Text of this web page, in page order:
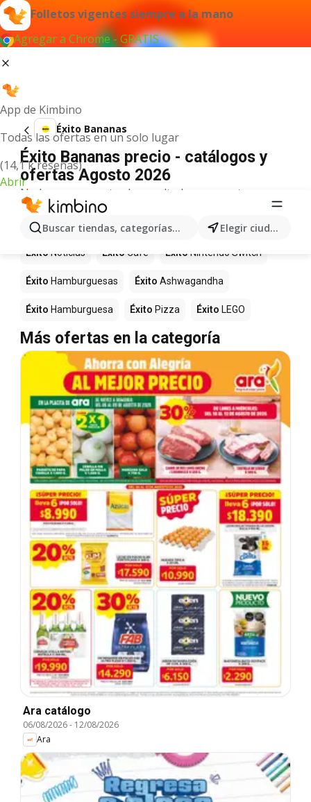
Folletos vigentes siempre a la mano
Agregar a Chrome - GRATIS
App de Kimbino
Todas las ofertas en un solo lugar
(14,1 k reseñas)
Abrir
Buscar tiendas, categorías, productos... Elegir ciudad
Éxito Bananas
Éxito Bananas precio - catálogos y
ofertas Agosto 2026
No hemos encontrado resultados para este
término.
Más productos en tiendas Éxito
Éxito Noticias Éxito Café Éxito Nintendo Switch
Éxito Hamburguesas Éxito Ashwagandha
Éxito Hamburguesa Éxito Pizza Éxito LEGO
Más ofertas en la categoría
Ara catálogo
06/08/2026- 12/08/2026
Ara